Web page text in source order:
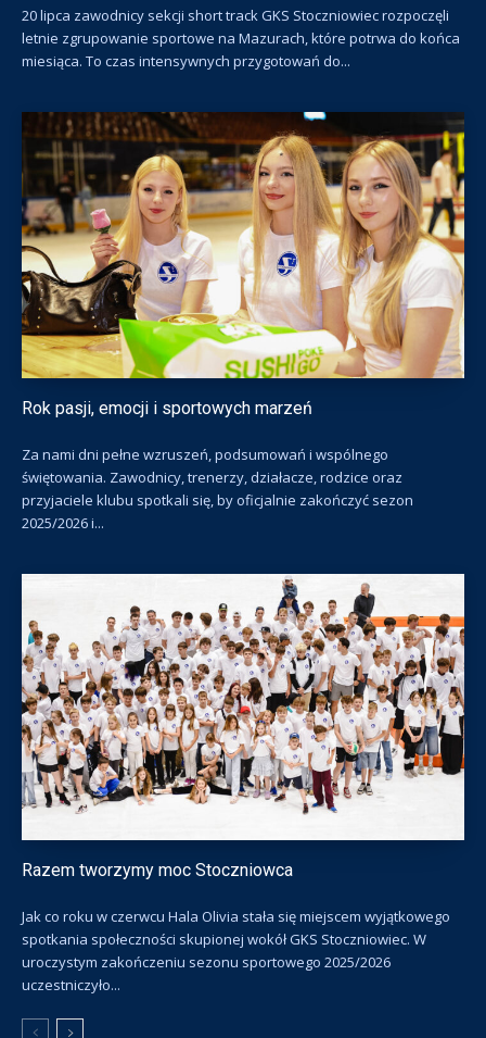
20 lipca zawodnicy sekcji short track GKS Stoczniowiec rozpoczęli
letnie zgrupowanie sportowe na Mazurach, które potrwa do końca
miesiąca. To czas intensywnych przygotowań do...
Rok pasji, emocji i sportowych marzeń
Za nami dni pełne wzruszeń, podsumowań i wspólnego
świętowania. Zawodnicy, trenerzy, działacze, rodzice oraz
przyjaciele klubu spotkali się, by oficjalnie zakończyć sezon
2025/2026 i...
Razem tworzymy moc Stoczniowca
Jak co roku w czerwcu Hala Olivia stała się miejscem wyjątkowego
spotkania społeczności skupionej wokół GKS Stoczniowiec. W
uroczystym zakończeniu sezonu sportowego 2025/2026
uczestniczyło...